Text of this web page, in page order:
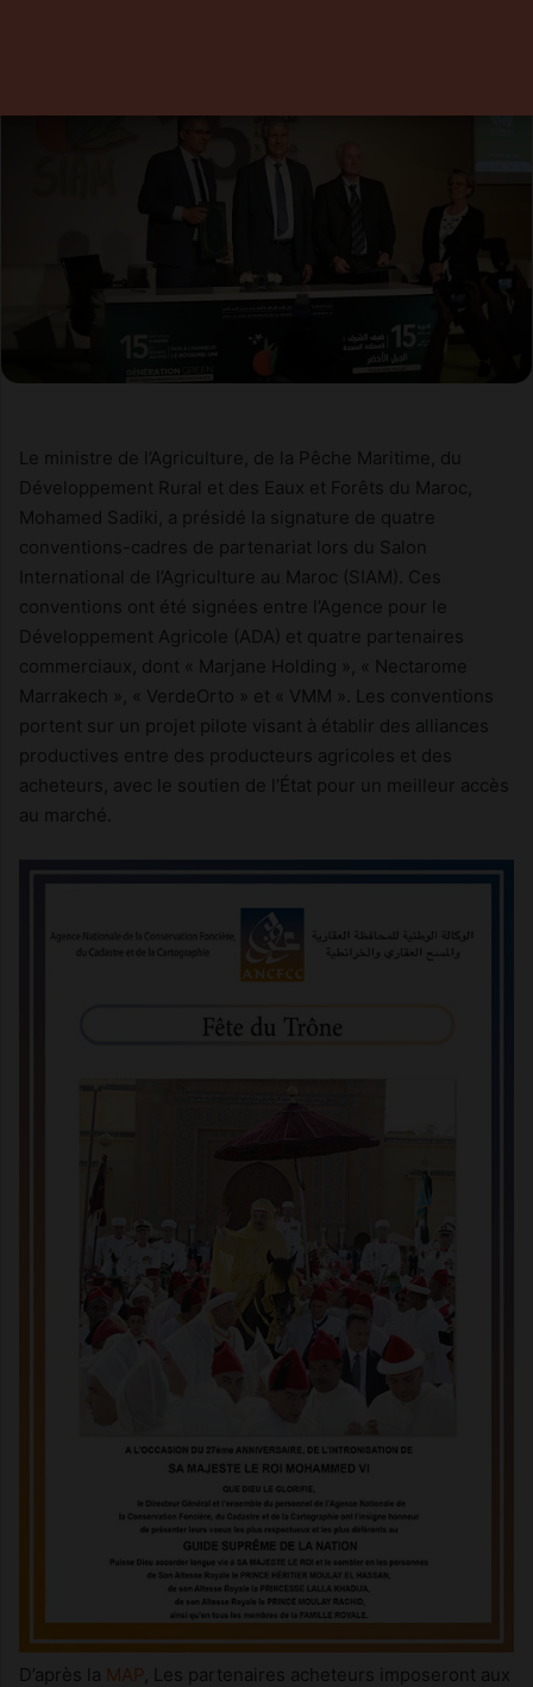
Le ministre de l’Agriculture, de la Pêche Maritime, du
Développement Rural et des Eaux et Forêts du Maroc,
Mohamed Sadiki, a présidé la signature de quatre
conventions-cadres de partenariat lors du Salon
International de l’Agriculture au Maroc (SIAM). Ces
conventions ont été signées entre l’Agence pour le
Développement Agricole (ADA) et quatre partenaires
commerciaux, dont « Marjane Holding », « Nectarome
Marrakech », « VerdeOrto » et « VMM ». Les conventions
portent sur un projet pilote visant à établir des alliances
productives entre des producteurs agricoles et des
acheteurs, avec le soutien de l’État pour un meilleur accès
au marché.
D’après la MAP , Les partenaires acheteurs imposeront aux